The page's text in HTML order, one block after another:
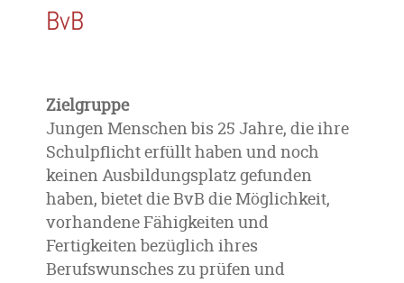
BvB
Zielgruppe
Jungen Menschen bis 25 Jahre, die ihre
Schulpflicht erfüllt haben und noch
keinen Ausbildungsplatz gefunden
haben, bietet die BvB die Möglichkeit,
vorhandene Fähigkeiten und
Fertigkeiten bezüglich ihres
Berufswunsches zu prüfen und